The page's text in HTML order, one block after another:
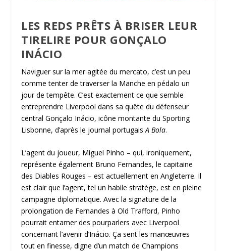
LES REDS PRÊTS À BRISER LEUR
TIRELIRE POUR GONÇALO
INÁCIO
Naviguer sur la mer agitée du mercato, c’est un peu
comme tenter de traverser la Manche en pédalo un
jour de tempête. C’est exactement ce que semble
entreprendre Liverpool dans sa quête du défenseur
central Gonçalo Inácio, icône montante du Sporting
Lisbonne, d’après le journal portugaisA Bola.
L’agent du joueur, Miguel Pinho – qui, ironiquement,
représente également Bruno Fernandes, le capitaine
des Diables Rouges – est actuellement en Angleterre. Il
est clair que l’agent, tel un habile stratège, est en pleine
campagne diplomatique. Avec la signature de la
prolongation de Fernandes à Old Trafford, Pinho
pourrait entamer des pourparlers avec Liverpool
concernant l’avenir d’Inácio. Ça sent les manœuvres
tout en finesse, digne d’un match de Champions